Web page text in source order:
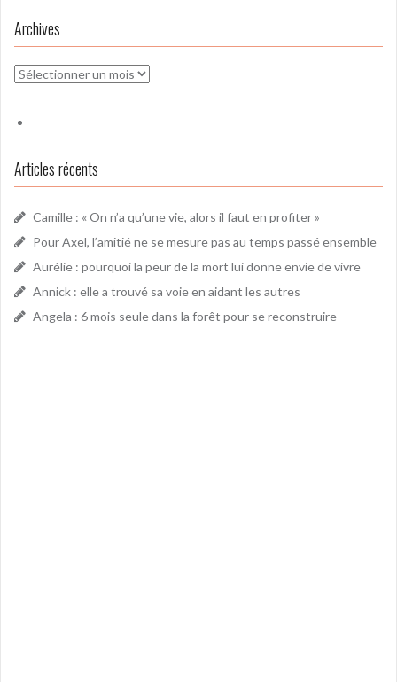
Archives
Archives
Articles récents
Camille : « On n’a qu’une vie, alors il faut en profiter »
Pour Axel, l’amitié ne se mesure pas au temps passé ensemble
Aurélie : pourquoi la peur de la mort lui donne envie de vivre
Annick : elle a trouvé sa voie en aidant les autres
Angela : 6 mois seule dans la forêt pour se reconstruire